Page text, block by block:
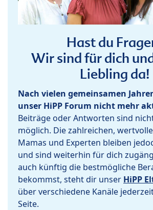
Hast du
Wir sind für dich
Liebling da!
Nach vielen gemeinsamen
unser HiPP Forum nicht mehr
Beiträge oder Antworten sind
möglich. Die zahlreichen,
Mamas und Experten bleiben
und sind weiterhin für dich
auch künftig die bestmögliche
bekommst, steht dir unser HiPP
über verschiedene Kanäle
Seite.